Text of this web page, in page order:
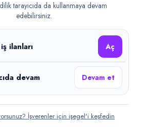
tarayıcıda da kullanmaya devam
edebilirsiniz.
ilanları Aç
devam Devam et
İşverenler için işegel'i keşfedin